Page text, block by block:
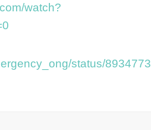
watch?
status/